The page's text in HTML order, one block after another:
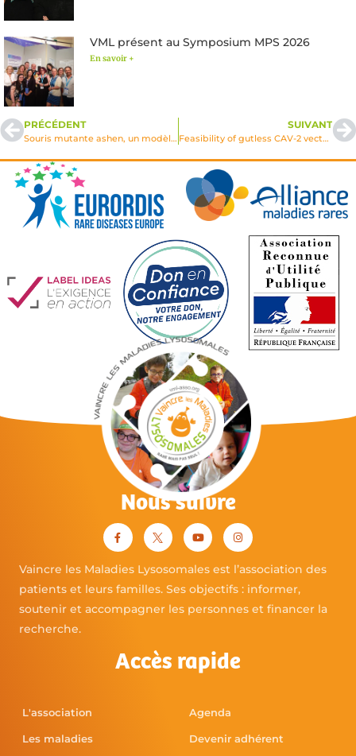
VML présent au Symposium MPS 2026
En savoir +
PRÉCÉDENT
Souris mutante ashen, un modèle in vivo pour l’étude de la fonction sécrétrice du lysosome dans la régulation immunitaire et pour une tentative de thérapie génique dans le syndrome de Griscelli
SUIVANT
Feasibility of gutless CAV-2 vectors for lysosomale storage diseases : focus on preexisting, innate & induce immunity
Nous suivre
Vaincre les Maladies Lysosomales est l’association des
patients et leurs familles. Ses objectifs : informer,
soutenir et accompagner les personnes et financer la
recherche.
Accès rapide
L'association
Les maladies
Agenda
Devenir adhérent